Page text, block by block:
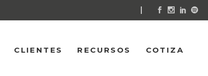
CLIENTES RECURSOS COTIZA